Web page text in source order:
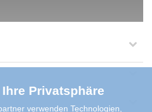
Privatsphäre
verwenden Technologien,